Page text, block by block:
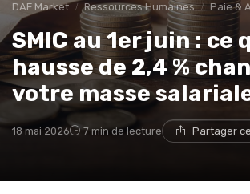
DAF Market Ressources Humaines Paie &
SMIC au 1er juin : ce
hausse de 2,4 %
votre masse
18 mai 2026 7 min de lecture Partager